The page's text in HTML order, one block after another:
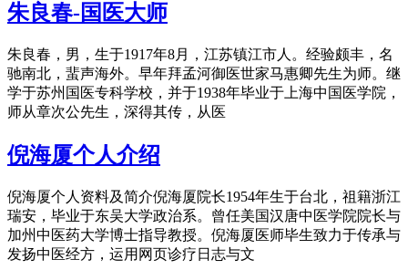
朱良春-国医大师
朱良春，男，生于1917年8月，江苏镇江市人。经验颇丰，名
驰南北，蜚声海外。早年拜孟河御医世家马惠卿先生为师。继
学于苏州国医专科学校，并于1938年毕业于上海中国医学院，
师从章次公先生，深得其传，从医
倪海厦个人介绍
倪海厦个人资料及简介倪海厦院长1954年生于台北，祖籍浙江
瑞安，毕业于东吴大学政治系。曾任美国汉唐中医学院院长与
加州中医药大学博士指导教授。倪海厦医师毕生致力于传承与
发扬中医经方，运用网页诊疗日志与文